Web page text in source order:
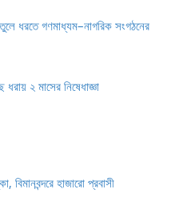
ধরতে গণমাধ্যম–নাগরিক সংগঠনের
২ মাসের নিষেধাজ্ঞা
বিমানবন্দরে হাজারো প্রবাসী